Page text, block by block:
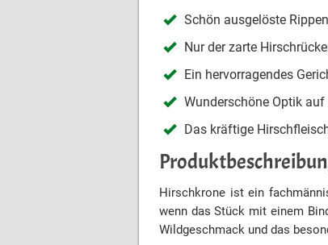
Schön ausgelöste Rippen
Nur der zarte
Ein hervorragendes
Wunderschöne Optik
Das kräftige
Hirschkrone ist ein
wenn das Stück mit einem
Wildgeschmack und das